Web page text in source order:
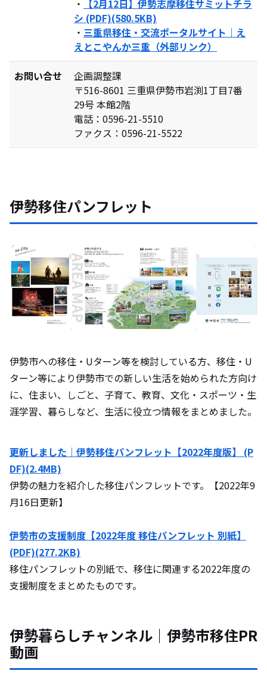
・
【2月12日】伊勢志摩移住サミットチラ
シ (PDF)(580.5KB)
・ 三重県移住・交流ポータルサイト｜え
えとこやんか三重（外部リンク）
お問い合せ
企画調整課
〒516-8601 三重県伊勢市岩渕1丁目7番
29号 本館2階
電話：0596-21-5510
ファクス：0596-21-5522
伊勢移住パンフレット
伊勢市への移住・Uターン等を検討している方、移住・U
ターン等により伊勢市での新しい生活を始められた方向け
に、住まい、しごと、子育て、教育、文化・スポーツ・生
涯学習、暮らしなど、生活に役立つ情報をまとめました。
更新しました｜伊勢移住パンフレット【2022年度版】 (P
DF)(2.4MB)
伊勢の魅力を紹介した移住パンフレットです。【2022年9
月16日更新】
伊勢市の支援制度【2022年度 移住パンフレット 別紙】
(PDF)(277.2KB)
移住パンフレットの別紙で、移住に関連する2022年度の
支援制度をまとめたものです。
伊勢暮らしチャンネル｜伊勢市移住PR
動画